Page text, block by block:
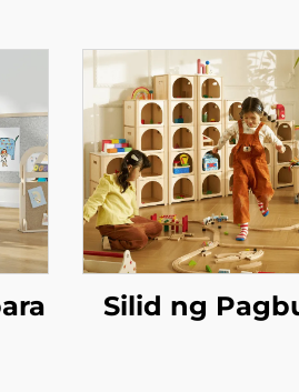
Silid ng